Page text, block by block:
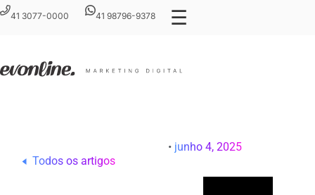
41 3077-0000 41 98796-9378 ☰
Todos os artigos
• junho 4, 2025